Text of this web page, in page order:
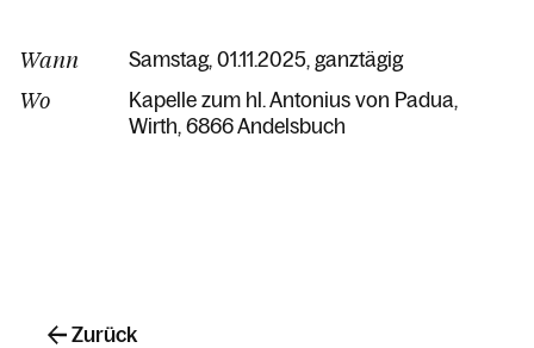
Wann Samstag, 01.11.2025, ganztägig
Wo
Kapelle zum hl. Antonius von Padua
Wirth 6866 Andelsbuch
Zurück